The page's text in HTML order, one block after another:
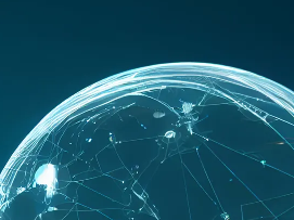
湯的完美晚餐組合,以後免除晚餐吃什麽的煩
惱
立即下載